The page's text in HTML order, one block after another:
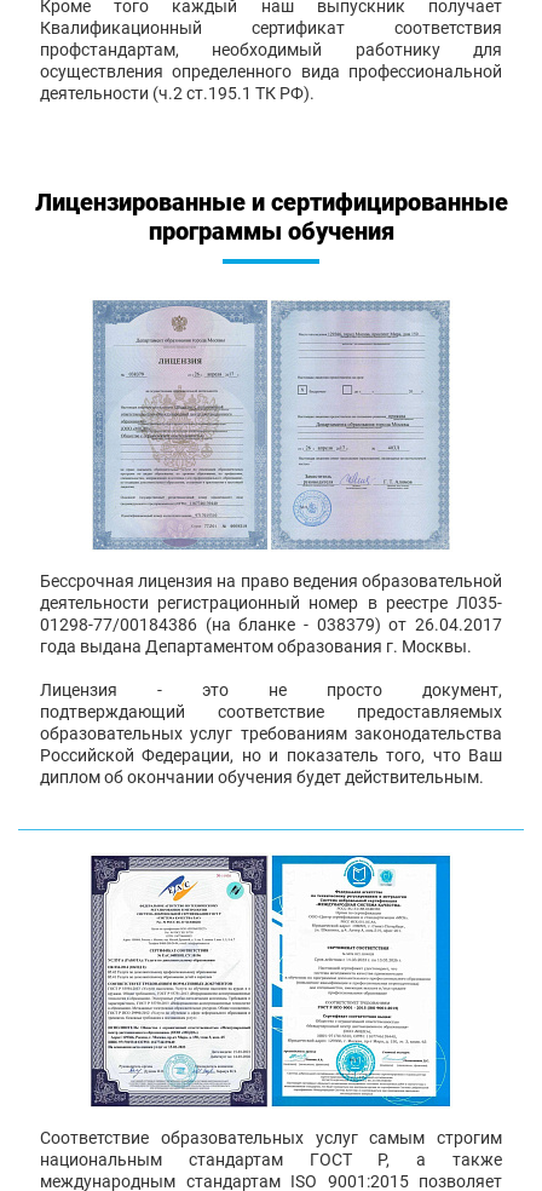
Кроме того каждый наш выпускник получает
Квалификационный сертификат соответствия
профстандартам, необходимый работнику для
осуществления определенного вида профессиональной
деятельности (ч.2 ст.195.1 ТК РФ).
Лицензированные и сертифицированные
программы обучения
Бессрочная лицензия на право ведения образовательной
деятельности регистрационный номер в реестре Л035-
01298-77/00184386 (на бланке - 038379) от 26.04.2017
года выдана Департаментом образования г. Москвы.
Лицензия - это не просто документ,
подтверждающий соответствие предоставляемых
образовательных услуг требованиям законодательства
Российской Федерации, но и показатель того, что Ваш
диплом об окончании обучения будет действительным.
Соответствие образовательных услуг самым строгим
национальным стандартам ГОСТ Р, а также
международным стандартам ISO 9001:2015 позволяет